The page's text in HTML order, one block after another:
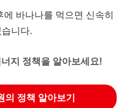
에 바나나를 먹으면 신속히
니다.
지 정책을 알아보세요!
의 정책 알아보기